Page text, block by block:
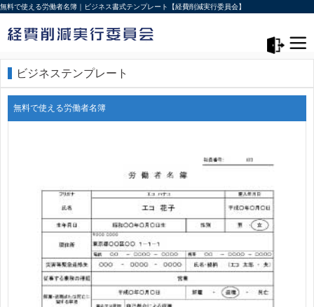
無料で使える労働者名簿｜ビジネス書式テンプレート【経費削減実行委員会】
ビジネステンプレート
無料で使える労働者名簿